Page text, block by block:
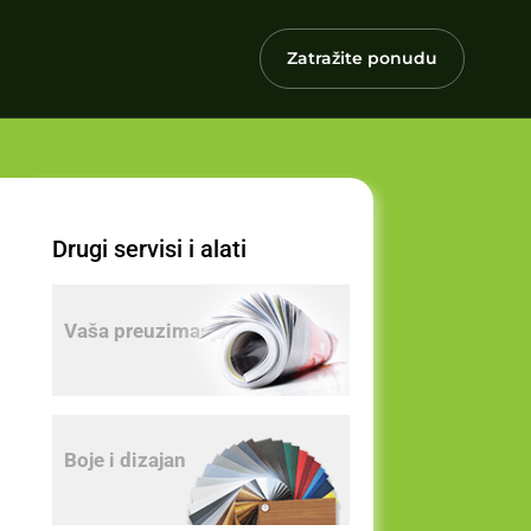
Zatražite ponudu
Drugi servisi i alati
Vaša preuzimanja
Boje i dizajan